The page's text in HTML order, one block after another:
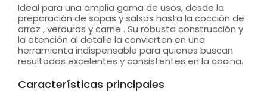
Ideal para una amplia gama de usos, desde la
preparación de sopas y salsas hasta la cocción de
arroz , verduras y carne . Su robusta construcción y
la atención al detalle la convierten en una
herramienta indispensable para quienes buscan
resultados excelentes y consistentes en la cocina.
Características principales